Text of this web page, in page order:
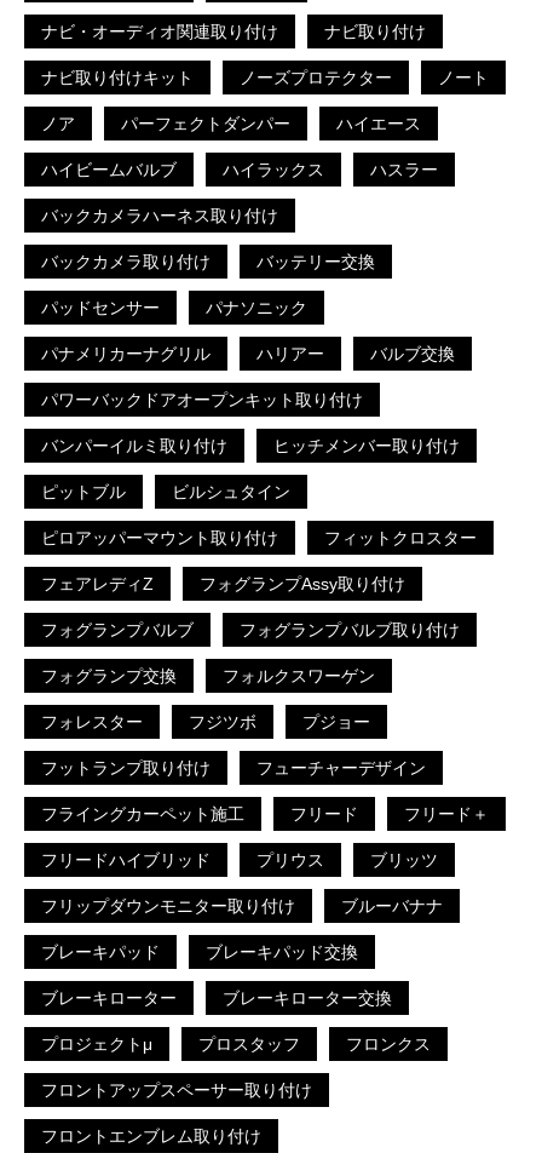
ナビ・オーディオ関連取り付け ナビ取り付け
ナビ取り付けキット ノーズプロテクター ノート
ノア パーフェクトダンパー ハイエース
ハイビームバルブ ハイラックス ハスラー
バックカメラハーネス取り付け
バックカメラ取り付け バッテリー交換
パッドセンサー パナソニック
パナメリカーナグリル ハリアー バルブ交換
パワーバックドアオープンキット取り付け
バンパーイルミ取り付け ヒッチメンバー取り付け
ピットブル ビルシュタイン
ピロアッパーマウント取り付け フィットクロスター
フェアレディZ フォグランプAssy取り付け
フォグランプバルブ フォグランプバルブ取り付け
フォグランプ交換 フォルクスワーゲン
フォレスター フジツボ プジョー
フットランプ取り付け フューチャーデザイン
フライングカーペット施工 フリード フリード＋
フリードハイブリッド プリウス ブリッツ
フリップダウンモニター取り付け ブルーバナナ
ブレーキパッド ブレーキパッド交換
ブレーキローター ブレーキローター交換
プロジェクトμ プロスタッフ フロンクス
フロントアップスペーサー取り付け
フロントエンブレム取り付け